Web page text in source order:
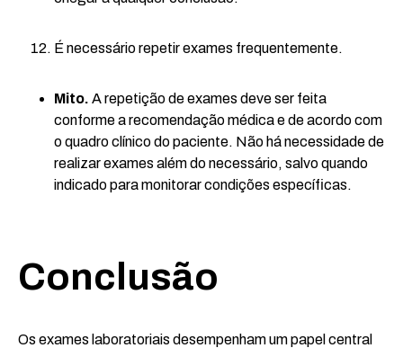
É necessário repetir exames frequentemente.
Mito. A repetição de exames deve ser feita
conforme a recomendação médica e de acordo com
o quadro clínico do paciente. Não há necessidade de
realizar exames além do necessário, salvo quando
indicado para monitorar condições específicas.
Conclusão
Os exames laboratoriais desempenham um papel central